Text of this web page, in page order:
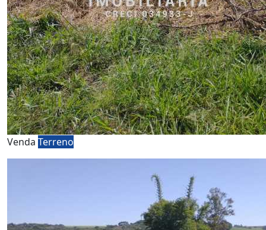
VendaTerreno